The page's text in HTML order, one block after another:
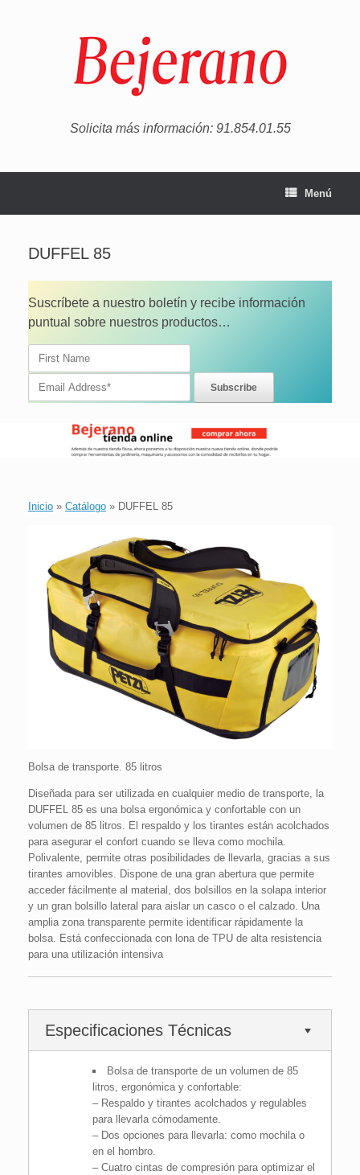
Solicita más información: 91.854.01.55
Menú
DUFFEL 85
Suscríbete a nuestro boletín y recibe información
puntual sobre nuestros productos…
Inicio » Catálogo » DUFFEL 85
Bolsa de transporte. 85 litros
Diseñada para ser utilizada en cualquier medio de transporte, la
DUFFEL 85 es una bolsa ergonómica y confortable con un
volumen de 85 litros. El respaldo y los tirantes están acolchados
para asegurar el confort cuando se lleva como mochila.
Polivalente, permite otras posibilidades de llevarla, gracias a sus
tirantes amovibles. Dispone de una gran abertura que permite
acceder fácilmente al material, dos bolsillos en la solapa interior
y un gran bolsillo lateral para aislar un casco o el calzado. Una
amplia zona transparente permite identificar rápidamente la
bolsa. Está confeccionada con lona de TPU de alta resistencia
para una utilización intensiva
Especificaciones Técnicas
Bolsa de transporte de un volumen de 85
litros, ergonómica y confortable:
– Respaldo y tirantes acolchados y regulables
para llevarla cómodamente.
– Dos opciones para llevarla: como mochila o
en el hombro.
– Cuatro cintas de compresión para optimizar el